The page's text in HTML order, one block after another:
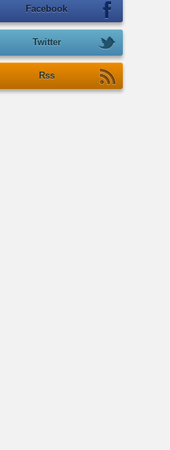
Facebook
Twitter
Rss